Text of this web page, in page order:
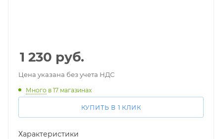
1 230 руб.
Цена указана без учета НДС
Много в 17 магазинах
КУПИТЬ В 1 КЛИК
Характеристики